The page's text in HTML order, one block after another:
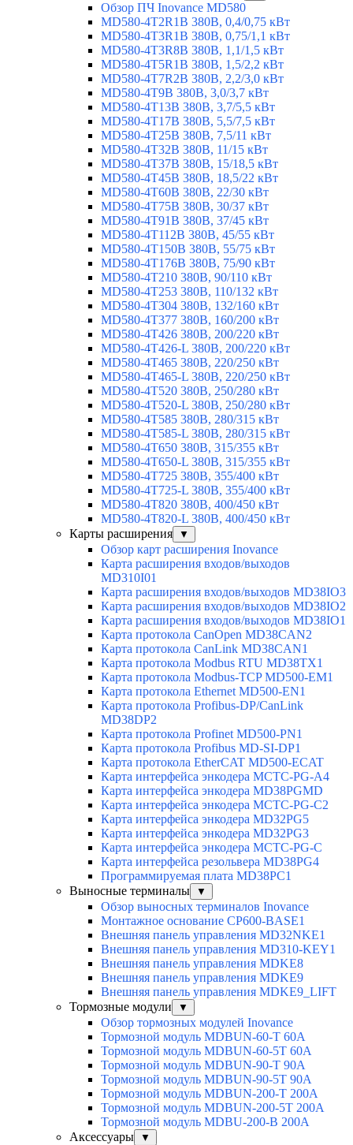
Обзор ПЧ Inovance MD580
MD580-4T2R1B 380В, 0,4/0,75 кВт
MD580-4T3R1B 380В, 0,75/1,1 кВт
MD580-4T3R8B 380В, 1,1/1,5 кВт
MD580-4T5R1B 380В, 1,5/2,2 кВт
MD580-4T7R2B 380В, 2,2/3,0 кВт
MD580-4T9B 380В, 3,0/3,7 кВт
MD580-4T13B 380В, 3,7/5,5 кВт
MD580-4T17B 380В, 5,5/7,5 кВт
MD580-4T25B 380В, 7,5/11 кВт
MD580-4T32B 380В, 11/15 кВт
MD580-4T37B 380В, 15/18,5 кВт
MD580-4T45B 380В, 18,5/22 кВт
MD580-4T60B 380В, 22/30 кВт
MD580-4T75B 380В, 30/37 кВт
MD580-4T91B 380В, 37/45 кВт
MD580-4T112B 380В, 45/55 кВт
MD580-4T150B 380В, 55/75 кВт
MD580-4T176B 380В, 75/90 кВт
MD580-4T210 380В, 90/110 кВт
MD580-4T253 380В, 110/132 кВт
MD580-4T304 380В, 132/160 кВт
MD580-4T377 380В, 160/200 кВт
MD580-4T426 380В, 200/220 кВт
MD580-4T426-L 380В, 200/220 кВт
MD580-4T465 380В, 220/250 кВт
MD580-4T465-L 380В, 220/250 кВт
MD580-4T520 380В, 250/280 кВт
MD580-4T520-L 380В, 250/280 кВт
MD580-4T585 380В, 280/315 кВт
MD580-4T585-L 380В, 280/315 кВт
MD580-4T650 380В, 315/355 кВт
MD580-4T650-L 380В, 315/355 кВт
MD580-4T725 380В, 355/400 кВт
MD580-4T725-L 380В, 355/400 кВт
MD580-4T820 380В, 400/450 кВт
MD580-4T820-L 380В, 400/450 кВт
Карты расширения
▼
Обзор карт расширения Inovance
Карта расширения входов/выходов
MD310I01
Карта расширения входов/выходов MD38IO3
Карта расширения входов/выходов MD38IO2
Карта расширения входов/выходов MD38IO1
Карта протокола CanOpen MD38CAN2
Карта протокола CanLink MD38CAN1
Карта протокола Modbus RTU MD38TX1
Карта протокола Modbus-TCP MD500-EM1
Карта протокола Ethernet MD500-EN1
Карта протокола Profibus-DP/CanLink
MD38DP2
Карта протокола Profinet MD500-PN1
Карта протокола Profibus MD-SI-DP1
Карта протокола EtherCAT MD500-ECAT
Карта интерфейса энкодера MCTC-PG-A4
Карта интерфейса энкодера MD38PGMD
Карта интерфейса энкодера MCTC-PG-C2
Карта интерфейса энкодера MD32PG5
Карта интерфейса энкодера MD32PG3
Карта интерфейса энкодера MCTC-PG-C
Карта интерфейса резольвера MD38PG4
Программируемая плата MD38PC1
Выносные терминалы
▼
Обзор выносных терминалов Inovance
Монтажное основание CP600-BASE1
Внешняя панель управления MD32NKE1
Внешняя панель управления MD310-KEY1
Внешняя панель управления MDKE8
Внешняя панель управления MDKE9
Внешняя панель управления MDKE9_LIFT
Тормозные модули
▼
Обзор тормозных модулей Inovance
Тормозной модуль MDBUN-60-T 60A
Тормозной модуль MDBUN-60-5T 60A
Тормозной модуль MDBUN-90-T 90A
Тормозной модуль MDBUN-90-5T 90A
Тормозной модуль MDBUN-200-T 200A
Тормозной модуль MDBUN-200-5T 200A
Тормозной модуль MDBU-200-B 200A
Аксессуары
▼